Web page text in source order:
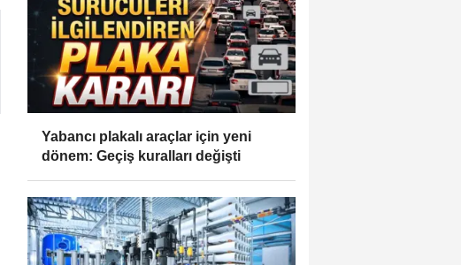
Yabancı plakalı araçlar için yeni
dönem: Geçiş kuralları değişti